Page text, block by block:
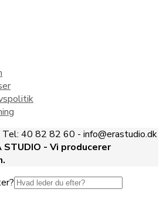
40 82 82 60 - info@erastudio.dk
STUDIO - Vi producerer